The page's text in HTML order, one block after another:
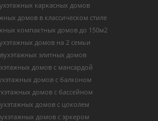
каркасных домов
домов в классическом стиле
компактных домов до 150м2
домов на 2 семьи
элитных домов
домов с мансардой
домов с балконом
домов с бассейном
домов с цоколем
домов с эркером